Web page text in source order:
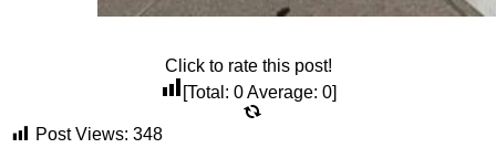
Click to rate this post!
[Total: 0Average: 0]
Post Views: 348